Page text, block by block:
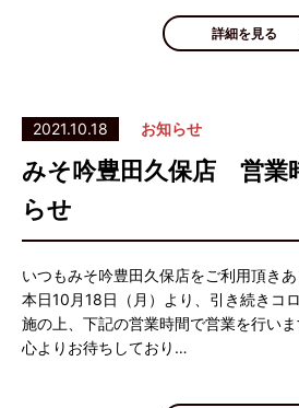
詳細を見る
2021.10.18 お知らせ
みそ吟豊田久保店 営業
らせ
いつもみそ吟豊田久保店をご利用頂きあ
本日10月18日（月）より、引き続きコ
施の上、下記の営業時間で営業を行い
心よりお待ちしており…